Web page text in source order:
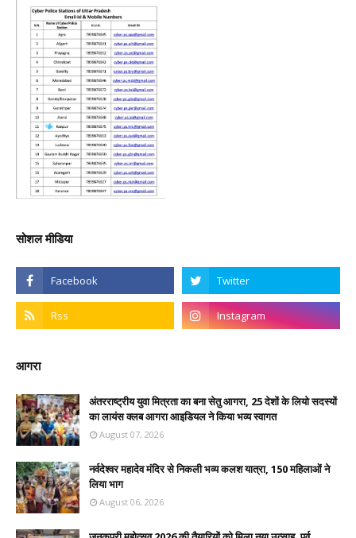
सोशल मीडिया
आगरा
अंतरराष्ट्रीय युवा मित्रता का बना सेतु आगरा, 25 देशों के लियो सदस्यों
का लायंस क्लब आगरा आइडियल ने किया भव्य स्वागत
August 07, 2026
नर्वदेश्वर महादेव मंदिर से निकली भव्य कलश यात्रा, 150 महिलाओं ने
लिया भाग
August 06, 2026